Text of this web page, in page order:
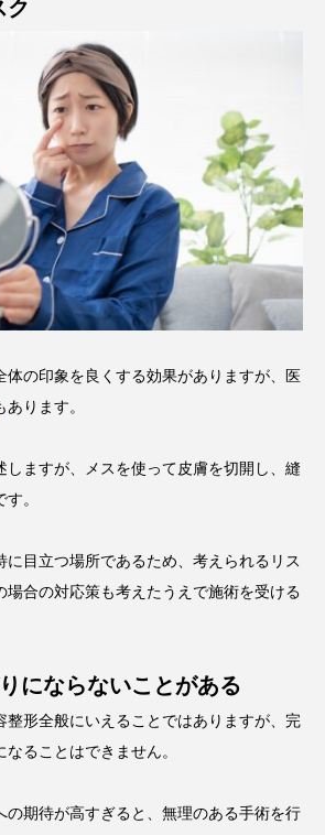
ク
体の印象を良くする効果がありますが、医
あります。
しますが、メスを使って皮膚を切開し、縫
。
に目立つ場所であるため、考えられるリス
場合の対応策も考えたうえで施術を受ける
にならないことがある
整形全般にいえることではありますが、完
ることはできません。
の期待が高すぎると、無理のある手術を行